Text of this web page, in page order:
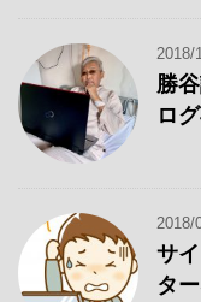
2018/
勝
ロ
2018/
サ
タ